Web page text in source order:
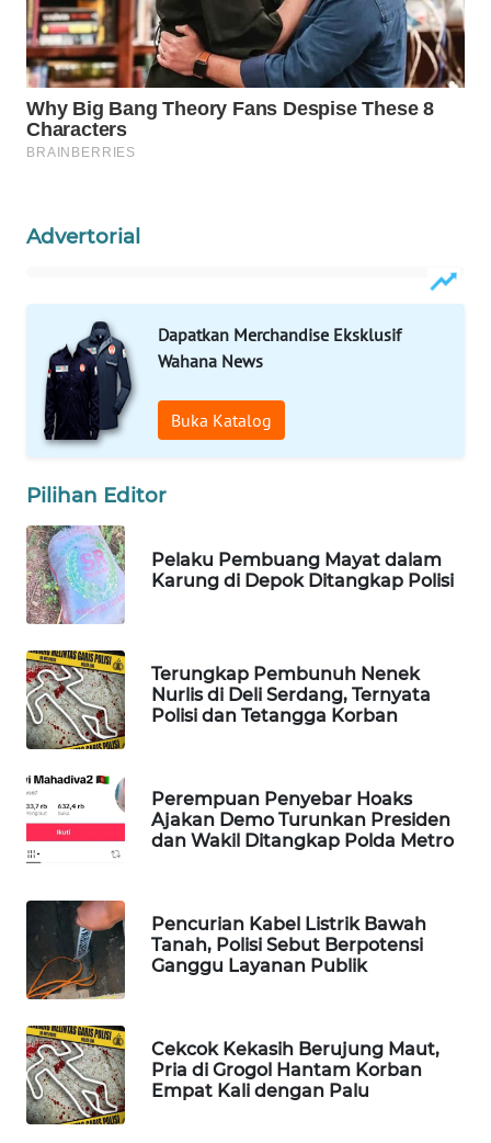
Advertorial
Dapatkan Merchandise Eksklusif
Wahana News
Buka Katalog
Pilihan Editor
Pelaku Pembuang Mayat dalam
Karung di Depok Ditangkap Polisi
Terungkap Pembunuh Nenek
Nurlis di Deli Serdang, Ternyata
Polisi dan Tetangga Korban
Perempuan Penyebar Hoaks
Ajakan Demo Turunkan Presiden
dan Wakil Ditangkap Polda Metro
Pencurian Kabel Listrik Bawah
Tanah, Polisi Sebut Berpotensi
Ganggu Layanan Publik
Cekcok Kekasih Berujung Maut,
Pria di Grogol Hantam Korban
Empat Kali dengan Palu
WAHANANEWS
CO ID
WAHANANEWS
NET
WAHANA
SELEB
WAHANA
PERSONA
OTOMOTIF
WAHANA
HEALTH
WAHANA
DESA
WISATA
LAPAK
WAHANA
Wahana
KONSUMEN
LISTRIK
KELISTRIKAN
WALINKI
ID